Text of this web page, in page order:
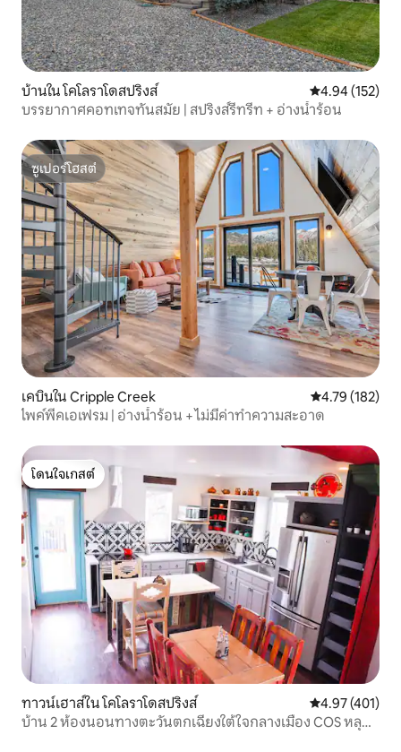
บ้านใน โคโลราโดสปริงส์ คะแนนเฉลี่ย
4.94 (152)
บรรยากาศคอทเทจทันสมัย | สปริงส์รีทรีท + อ่างน้ำร้อน
ซูเปอร์โฮสต์
ซูเปอร์โฮสต์
เคบินใน Cripple Creek คะแนนเฉลี่ย
4.79 (182)
ไพค์พีคเอเฟรม | อ่างน้ำร้อน + ไม่มีค่าทำความสะอาด
โดนใจเกสต์
โดนใจเกสต์
ทาวน์เฮาส์ใน โคโลราโดสปริงส์ คะแนนเฉลี่ย
4.97 (401)
บ้าน 2 ห้องนอนทางตะวันตกเฉียงใต้ใจกลางเมือง COS หลุม